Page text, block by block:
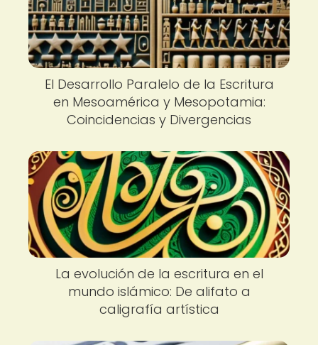
El Desarrollo Paralelo de la Escritura
en Mesoamérica y Mesopotamia:
Coincidencias y Divergencias
La evolución de la escritura en el
mundo islámico: De alifato a
caligrafía artística